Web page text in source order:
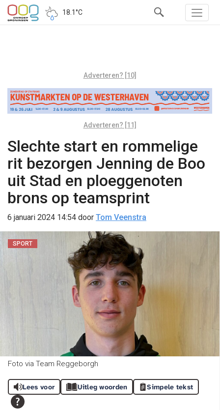
18.1°C
Adverteren? [10]
Adverteren? [11]
Slechte start en rommelige
rit bezorgen Jenning de Boo
uit Stad en ploeggenoten
brons op teamsprint
6 januari 2024 14:54 door Tom Veenstra
SPORT
Foto via Team Reggeborgh
Lees voor Uitleg woorden Simpele tekst